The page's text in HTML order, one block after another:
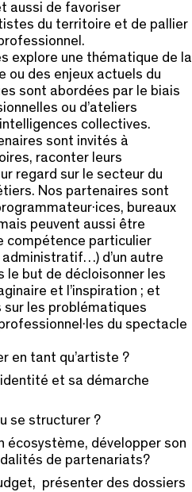
aussi de favoriser
du territoire et de pallier
explore une thématique de la
des enjeux actuels du
sont abordées par le biais
ou d’ateliers
collectives.
sont invités à
raconter leurs
regard sur le secteur du
Nos partenaires sont
bureaux
peuvent aussi être
compétence particulier
d’un autre
le but de décloisonner les
et l’inspiration ; et
les problématiques
du spectacle
en tant qu’artiste ?
et sa démarche
se structurer ?
écosystème, développer son
de partenariats?
présenter des dossiers